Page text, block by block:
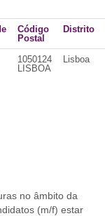
Código
Postal
Distrito
1050124
LISBOA
Lisboa
no âmbito da
(m/f) estar